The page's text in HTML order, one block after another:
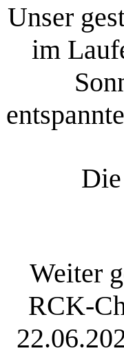
Unser
im
Die
Weiter
RCK-